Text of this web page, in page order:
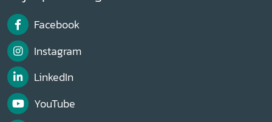
Facebook
Instagram
LinkedIn
YouTube